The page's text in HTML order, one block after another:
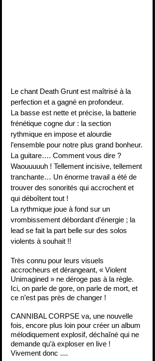
Le chant Death Grunt est maîtrisé à la
perfection et a gagné en profondeur.
La basse est nette et précise, la batterie
frénétique cogne dur : la section
rythmique en impose et alourdie
l’ensemble pour notre plus grand bonheur.
La guitare…. Comment vous dire ?
Waouuuuuh ! Tellement incisive, tellement
tranchante… Un énorme travail a été de
trouver des sonorités qui accrochent et
qui déboîtent tout !
La rythmique joue à fond sur un
vrombissement débordant d’énergie ; la
lead se fait la part belle sur des solos
violents à souhait !!
Très connu pour leurs visuels
accrocheurs et dérangeant, « Violent
Unimagined » ne déroge pas à la règle.
Ici, on parle de gore, on parle de mort, et
ce n’est pas près de changer !
CANNIBAL CORPSE va, une nouvelle
fois, encore plus loin pour créer un album
mélodiquement explosif, déchaîné qui ne
demande qu’à exploser en live !
Vivement donc ....